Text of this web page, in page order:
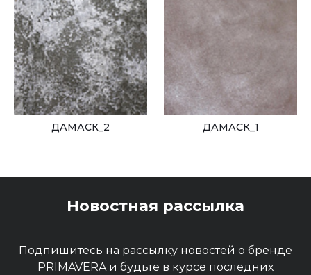
КОЖА 3
КАМЕНЬ 2
КАРТА МИРА 9
ТРАФАРЕТЫ 9
ДАМАСК_2 ДАМАСК_1
Новостная рассылка
Подпишитесь на рассылку новостей о бренде
PRIMAVERA и будьте в курсе последних